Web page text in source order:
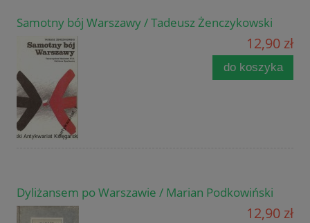
Samotny bój Warszawy / Tadeusz Żenczykowski
12,90 zł
do koszyka
Dyliżansem po Warszawie / Marian Podkowiński
12,90 zł